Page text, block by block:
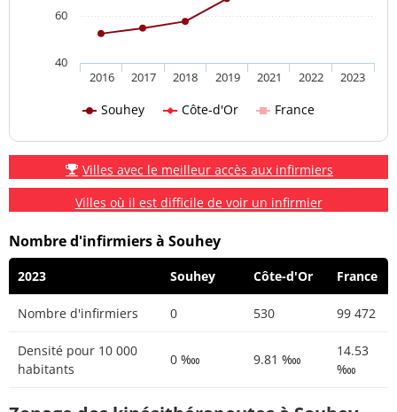
Souhey Côte-d'Or France
2016 2017 2018 2019 2021 2022 2023
40
60
Villes avec le meilleur accès aux infirmiers
Villes où il est difficile de voir un infirmier
Nombre d'infirmiers à Souhey
2023 Souhey Côte-d'Or France
Nombre d'infirmiers 0 530 99 472
Densité pour 10 000
habitants
0 ‱ 9.81 ‱
14.53
‱